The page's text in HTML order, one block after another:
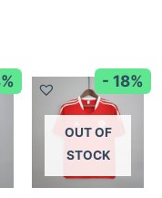
- 18%
OUT OF
STOCK